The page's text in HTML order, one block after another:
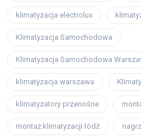
klimatyzacja electrolux
Klimatyzacja Samochodowa
Klimatyzacja Samochodowa
klimatyzacja warszawa
klimatyzatory przenośne
montaż klimatyzacji łódź